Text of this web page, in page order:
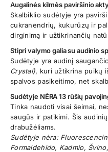
Augalinės kilmės paviršinio
Skalbiklio sudėtyje yra
cukranendrių, kukurūzų ir
dirginimą ir užtikrinančių
Stipri valymo galia su audinio
Sudėtyje yra audinį
Crystal), kuri užtikrina puikų
spalvos pasikeitimo, net
Sudėtyje NĖRA 13 rūšių
Tinka naudoti visai šeimai,
saugūs ir patikimi. Šis
drabužėliams.
Sudėtyje nėra:
Formaldehido, Kadmio,